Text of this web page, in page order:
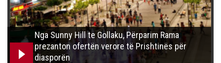
Nga Sunny Hill te Gollaku, Përparim Rama
prezanton ofertën verore të Prishtinës për
diasporën